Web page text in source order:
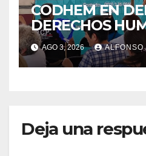
CODHEM EN
DERECHOS
AGO 3, 2026 ALFONSO
Deja una